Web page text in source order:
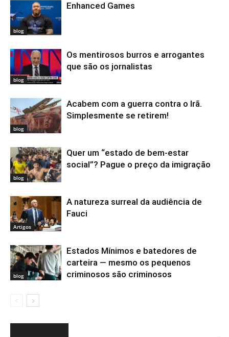
blog
Enhanced Games
blog
Os mentirosos burros e arrogantes
que são os jornalistas
blog
Acabem com a guerra contra o Irã.
Simplesmente se retirem!
blog
Quer um “estado de bem-estar
social”? Pague o preço da imigração
Artigos
A natureza surreal da audiência de
Fauci
blog
Estados Mínimos e batedores de
carteira — mesmo os pequenos
criminosos são criminosos